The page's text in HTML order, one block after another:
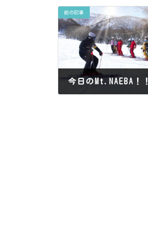
前の記事
今日のMt.NAEBA！！